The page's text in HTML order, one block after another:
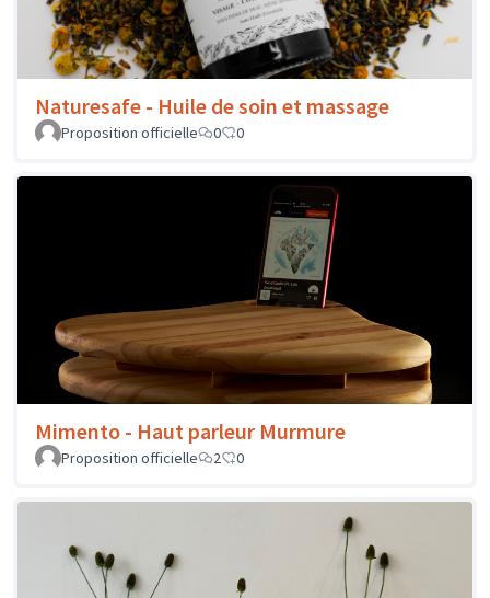
Naturesafe - Huile de soin et massage
Proposition officielle 0 0
Mimento - Haut parleur Murmure
Proposition officielle 2 0